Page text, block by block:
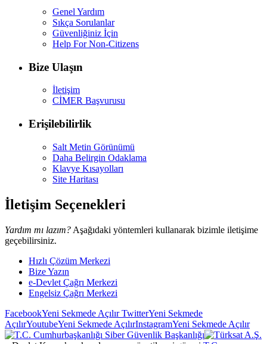
Genel Yardım
Sıkça Sorulanlar
Güvenliğiniz İçin
Help For Non-Citizens
Bize Ulaşın
İletişim
CİMER Başvurusu
Erişilebilirlik
Salt Metin Görünümü
Daha Belirgin Odaklama
Klavye Kısayolları
Site Haritası
İletişim Seçenekleri
Yardım mı lazım? Aşağıdaki yöntemleri kullanarak bizimle iletişime
geçebilirsiniz.
Hızlı Çözüm Merkezi
Bize Yazın
e-Devlet Çağrı Merkezi
Engelsiz Çağrı Merkezi
FacebookYeni Sekmede AçılırTwitterYeni Sekmede
AçılırYoutubeYeni Sekmede AçılırInstagramYeni Sekmede Açılır